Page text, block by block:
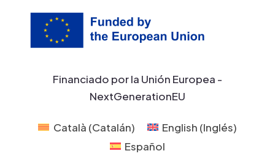
Financiado por la Unión Europea -
NextGenerationEU
Català (Catalán) English (Inglés)
Español